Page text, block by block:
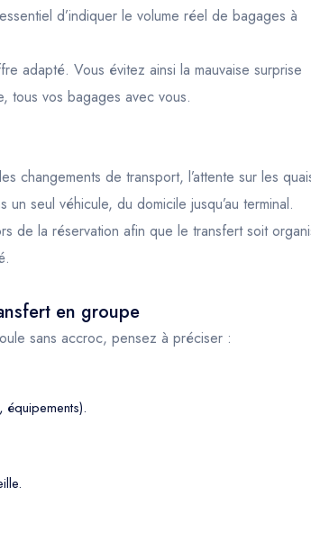
d’indiquer le volume réel de bagages à
adapté. Vous évitez ainsi la mauvaise surprise
tous vos bagages avec vous.
changements de transport, l’attente sur les
seul véhicule, du domicile jusqu’au terminal.
de la réservation afin que le transfert soit
en groupe
sans accroc, pensez à préciser :